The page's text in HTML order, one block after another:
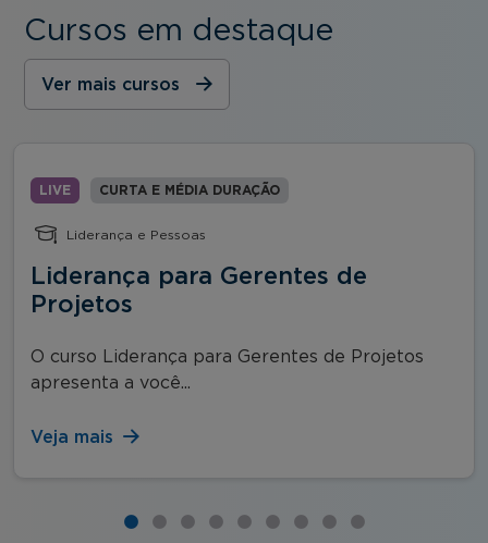
Cursos em destaque
Ver mais cursos
LIVE CURTA E MÉDIA DURAÇÃO
Liderança e Pessoas
Liderança para Gerentes de
Projetos
O curso Liderança para Gerentes de Projetos
apresenta a você...
Veja mais